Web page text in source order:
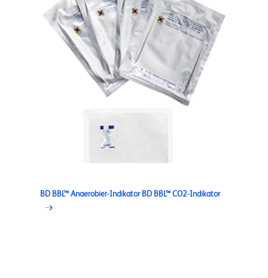
BD BBL™ Anaerobier-Indikator BD BBL™ CO2-Indikator